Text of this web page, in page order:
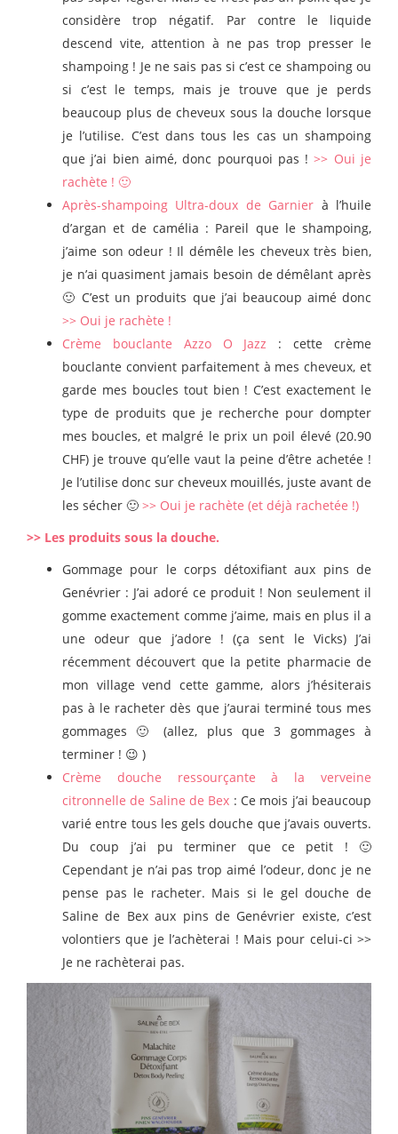
considère trop négatif. Par contre le liquide
descend vite, attention à ne pas trop presser le
shampoing ! Je ne sais pas si c’est ce shampoing ou
si c’est le temps, mais je trouve que je perds
beaucoup plus de cheveux sous la douche lorsque
je l’utilise. C’est dans tous les cas un shampoing
que j’ai bien aimé, donc pourquoi pas !>> Oui je
rachète ! 🙂
Après-shampoing Ultra-doux de Garnier à l’huile
d’argan et de camélia : Pareil que le shampoing,
j’aime son odeur ! Il démêle les cheveux très bien,
je n’ai quasiment jamais besoin de démêlant après
🙂 C’est un produits que j’ai beaucoup aimé donc
>> Oui je rachète !
Crème bouclante Azzo O Jazz : cette crème
bouclante convient parfaitement à mes cheveux, et
garde mes boucles tout bien ! C’est exactement le
type de produits que je recherche pour dompter
mes boucles, et malgré le prix un poil élevé (20.90
CHF) je trouve qu’elle vaut la peine d’être achetée !
Je l’utilise donc sur cheveux mouillés, juste avant de
les sécher 🙂 >> Oui je rachète (et déjà rachetée !)
>> Les produits sous la douche.
Gommage pour le corps détoxifiant aux pins de
Genévrier : J’ai adoré ce produit ! Non seulement il
gomme exactement comme j’aime, mais en plus il a
une odeur que j’adore ! (ça sent le Vicks) J’ai
récemment découvert que la petite pharmacie de
mon village vend cette gamme, alors j’hésiterais
pas à le racheter dès que j’aurai terminé tous mes
gommages 🙂 (allez, plus que 3 gommages à
terminer ! 😉 )
Crème douche ressourçante à la verveine
citronnelle de Saline de Bex : Ce mois j’ai beaucoup
varié entre tous les gels douche que j’avais ouverts.
Du coup j’ai pu terminer que ce petit ! 🙂
Cependant je n’ai pas trop aimé l’odeur, donc je ne
pense pas le racheter. Mais si le gel douche de
Saline de Bex aux pins de Genévrier existe, c’est
volontiers que je l’achèterai ! Mais pour celui-ci >>
Je ne rachèterai pas.